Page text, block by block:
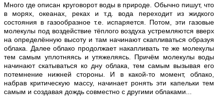
Много где описан круговорот воды в природе. Обычно пишут, что
в морях, океанах, реках и т.д. вода переходит из жидкого
состояния в газообразное т.е. испаряется. Потом, эти газовые
молекулы под воздействие тёплого воздуха устремляются вверх
на определённую высоту и там начинают скапливаться образуя
облака. Далее облако продолжает накапливать те же молекулы
тем самым уплотняясь и утяжеляясь. Причём молекулы воды
начинают скатываться ко дну облака, тем самым вызывая его
потемнение нижней стороны. И в какой-то момент, облако,
набрав критическую массу, начинает ронять эти капельки тем
самым и создавая дождь совместно с другими облаками...